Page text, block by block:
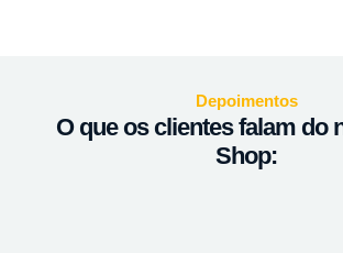
Depoimentos
O que os clientes falam do
Shop: